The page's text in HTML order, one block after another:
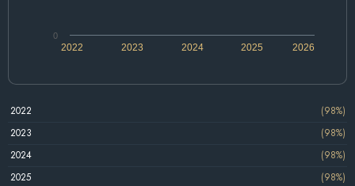
2022 2024 2026
2023 2025
0
2022
(98%)
2023
(98%)
2024
(98%)
2025
(98%)